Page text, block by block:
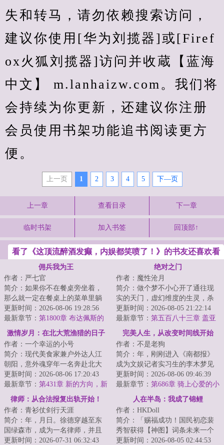
失和转马，请勿依赖搜索访问，
建议你使用[华为刘揽器]或[Firef
ox火狐刘揽器]访问并收蔵【蓝海
中文】 m.lanhaizw.com。我们将
会持续为你更新，还建议你注册
会员使用书架功能追书阅读更方
便。
上一页 1 2 3 4 5 下—页
上一章 查看目录 下一章
临时书架 加入书签 回顶部↑
看了《这顶流醉酒发癫，内娱都笑喷了！》的书友还喜欢看
佣兵我为王
作者：严七官
简介：如果你不在餐桌旁坐着，
那么就一定在餐桌上的菜单里躺
着。如果你一无所有，那么你的
命就是你唯一的...
更新时间：2026-08-06 19:28:56
最新章节： 第1800章 布达佩斯的
早晨
绝对之门
作者：魔性沧月
简介：做个梦不小心开了通往现
实的天门，虚幻维度的生灵，杀
进了现实。给这个注定灭绝的宇
宙又添了一种微...
更新时间：2026-08-05 21:22:14
最新章节： 第五百八十三章 盖亚
教会的时代
激情岁月：在北大荒渔猎的日子
作者：一个幸运的小号
简介：现代美食家兼户外达人江
朝阳，意外魂穿年一名奔赴北大
荒的支边青年。面对黑土地的广
袤与馈赠，也面...
更新时间：2026-08-06 17:20:43
最新章节： 第431章 新的方向，新
的机遇
完美人生，从改变时间线开始
作者：不是老狗
简介：年，刚刚进入《南都报》
成为文娱记者实习生的李木梦见
了未来的自己，对方说出了一组
彩票号码。第二...
更新时间：2026-08-06 09:46:39
最新章节： 第686章 骑上心爱的小
律师：从合法报复出轨开始！
作者：青衫仗剑行天涯
简介：年，月日。徐德穿越至东
国绿森市，成为一名律师，并且
获得只要能让客户满意，便能抽
更新时间：2026-07-31 06:32:43
人在半岛：我成了锦鲤
作者：HKDoll
简介：「赐福成功！国民初恋裴
秀智获得【神图】词条未来一个
月镜头表现力max，直拍神图出圈
更新时间：2026-08-05 02:44:53